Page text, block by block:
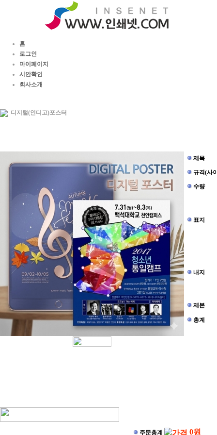
홈
로그인
마이페이지
시안확인
회사소개
디지털(인디고)포스터
제목
규격(사
수량
표지
내지
제본
총계
주문총계 0원